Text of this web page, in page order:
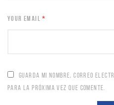
YOUR EMAIL*
GUARDA MI NOMBRE, CORREO
PARA LA PRÓXIMA VEZ QUE COMENTE.